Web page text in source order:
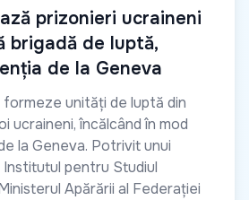
prizonieri ucraineni
brigadă de luptă,
de la Geneva
formeze unități de luptă din
ucraineni, încălcând în mod
la Geneva. Potrivit unui
pentru Studiul
Apărării al Federației